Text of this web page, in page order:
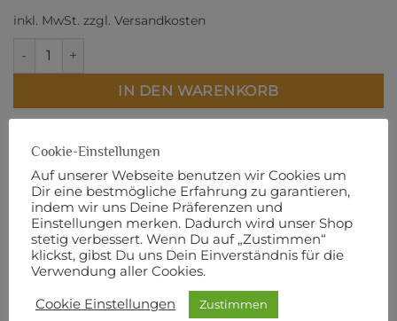
inkl. MwSt. zzgl. Versandkosten
Lucky Jelly Roll by Sweetwater Menge
IN DEN WARENKORB
BESCHREIBUNG
ZUSÄTZLICHE INFORMATIONEN
Cookie-Einstellungen
Auf unserer Webseite benutzen wir Cookies um
Dir eine bestmögliche Erfahrung zu garantieren,
indem wir uns Deine Präferenzen und
Einstellungen merken. Dadurch wird unser Shop
stetig verbessert. Wenn Du auf „Zustimmen“
klickst, gibst Du uns Dein Einverständnis für die
Verwendung aller Cookies.
Cookie Einstellungen Zustimmen